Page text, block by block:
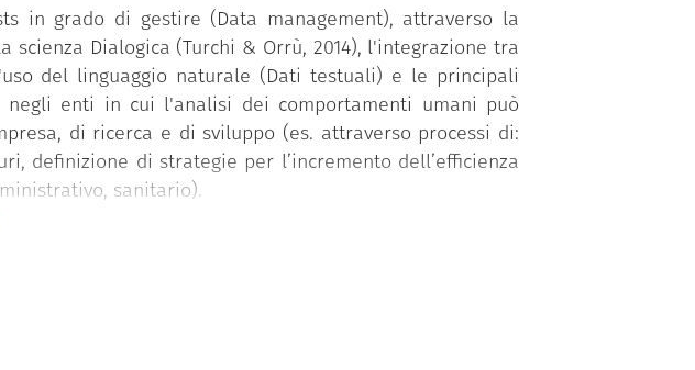
in grado di gestire (Data management), attraverso la
Dialogica (Turchi & Orrù, 2014), l'integrazione tra
del linguaggio naturale (Dati testuali) e le principali
enti in cui l'analisi dei comportamenti umani può
di ricerca e di sviluppo (es. attraverso processi di:
definizione di strategie per l’incremento dell’efficienza
sanitario).
di utilizzo e pensiero critico relativamente agli
focus sui fondamenti matematico-statistici per la Data
testuali, sugli strumenti di Big Data Analytics, Data